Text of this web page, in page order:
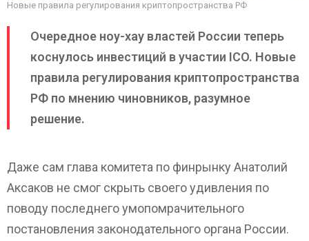
Новые правила регулирования криптопространства РФ
Очередное ноу-хау властей России теперь
коснулось инвестиций в участии ICO. Новые
правила регулирования криптопространства
РФ по мнению чиновников, разумное
решение.
Даже сам глава комитета по финрынку Анатолий
Аксаков не смог скрыть своего удивления по
поводу последнего умопомрачительного
постановления законодательного органа России.